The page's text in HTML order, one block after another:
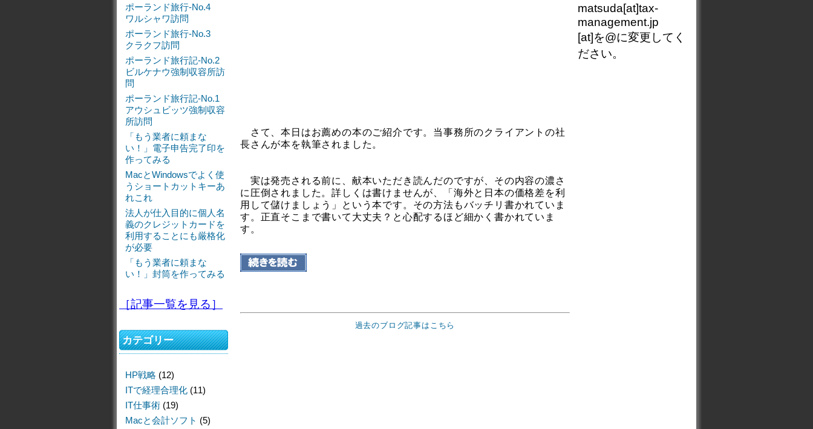
さて、本日はお薦めの本のご紹介です。当事務所のクライアントの社
長さんが本を執筆されました。
実は発売される前に、献本いただき読んだのですが、その内容の濃さ
に圧倒されました。詳しくは書けませんが、「海外と日本の価格差を利
用して儲けましょう」という本です。その方法もバッチリ書かれていま
す。正直そこまで書いて大丈夫？と心配するほど細かく書かれていま
す。
過去のブログ記事はこちら
ポーランド旅行-No.4
ワルシャワ訪問
ポーランド旅行-No.3
クラクフ訪問
ポーランド旅行記-No.2
ビルケナウ強制収容所訪
問
ポーランド旅行記-No.1
アウシュビッツ強制収容
所訪問
「もう業者に頼まな
い！」電子申告完了印を
作ってみる
MacとWindowsでよく使
うショートカットキーあ
れこれ
法人が仕入目的に個人名
義のクレジットカードを
利用することにも厳格化
が必要
「もう業者に頼まな
い！」封筒を作ってみる
［記事一覧を見る］
カテゴリー
HP戦略 (12)
ITで経理合理化 (11)
IT仕事術 (19)
Macと会計ソフト (5)
matsuda[at]tax-
management.jp
[at]を@に変更してく
ださい。